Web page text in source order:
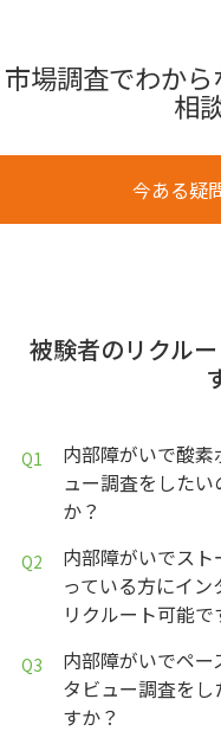
市場調査でわか
相
今ある疑
被験者のリクル
内部障がいで酸
ュー調査をした
か？
内部障がいでス
っている方にイン
リクルート可能で
内部障がいでペ
タビュー調査を
すか？